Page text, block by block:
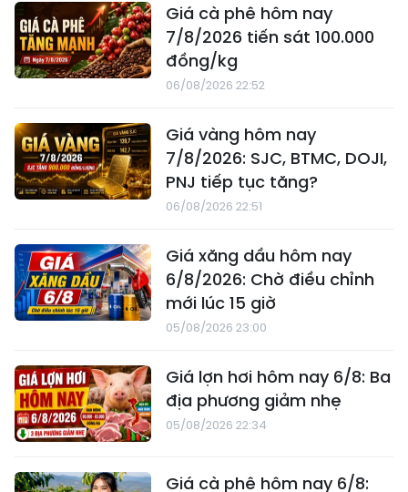
Giá cà phê hôm nay
7/8/2026 tiến sát 100.000
đồng/kg
06/08/2026 22:52
Giá vàng hôm nay
7/8/2026: SJC, BTMC, DOJI,
PNJ tiếp tục tăng?
06/08/2026 22:51
Giá xăng dầu hôm nay
6/8/2026: Chờ điều chỉnh
mới lúc 15 giờ
05/08/2026 23:00
Giá lợn hơi hôm nay 6/8: Ba
địa phương giảm nhẹ
05/08/2026 22:34
Giá cà phê hôm nay 6/8: